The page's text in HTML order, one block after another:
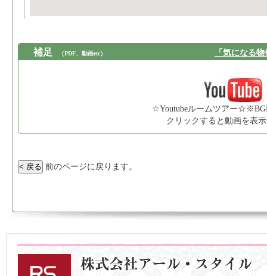
補足 （PDF、動画etc） 「気になる
☆Youtubeルームツアー
クリックすると動画を表
前のページに戻ります。